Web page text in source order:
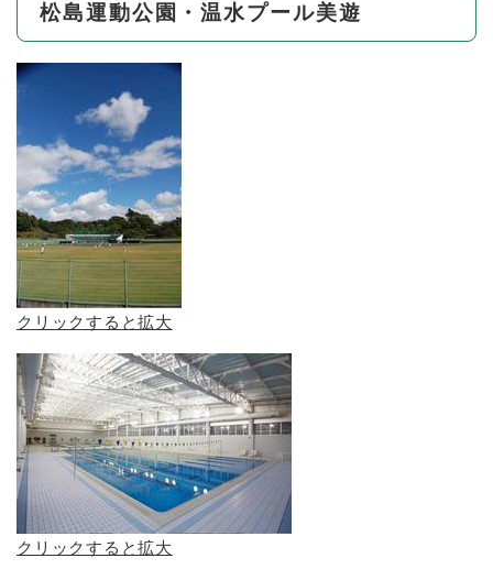
松島運動公園・温水プール美遊
クリックすると拡大
クリックすると拡大